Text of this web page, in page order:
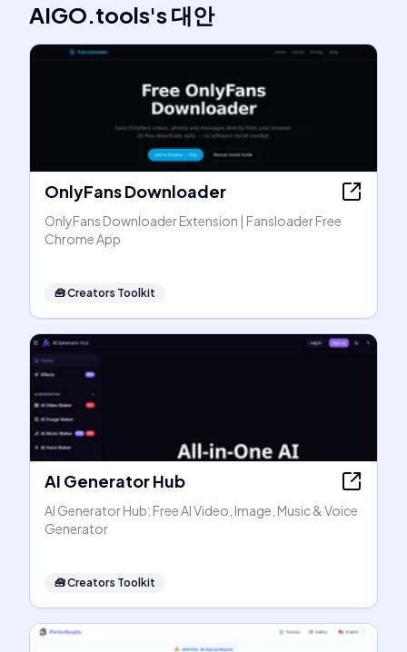
AIGO.tools's대안
OnlyFans Downloader
OnlyFans Downloader Extension | Fansloader Free
Chrome App
🧰Creators Toolkit
AI Generator Hub
AI Generator Hub: Free AI Video, Image, Music & Voice
Generator
🧰Creators Toolkit